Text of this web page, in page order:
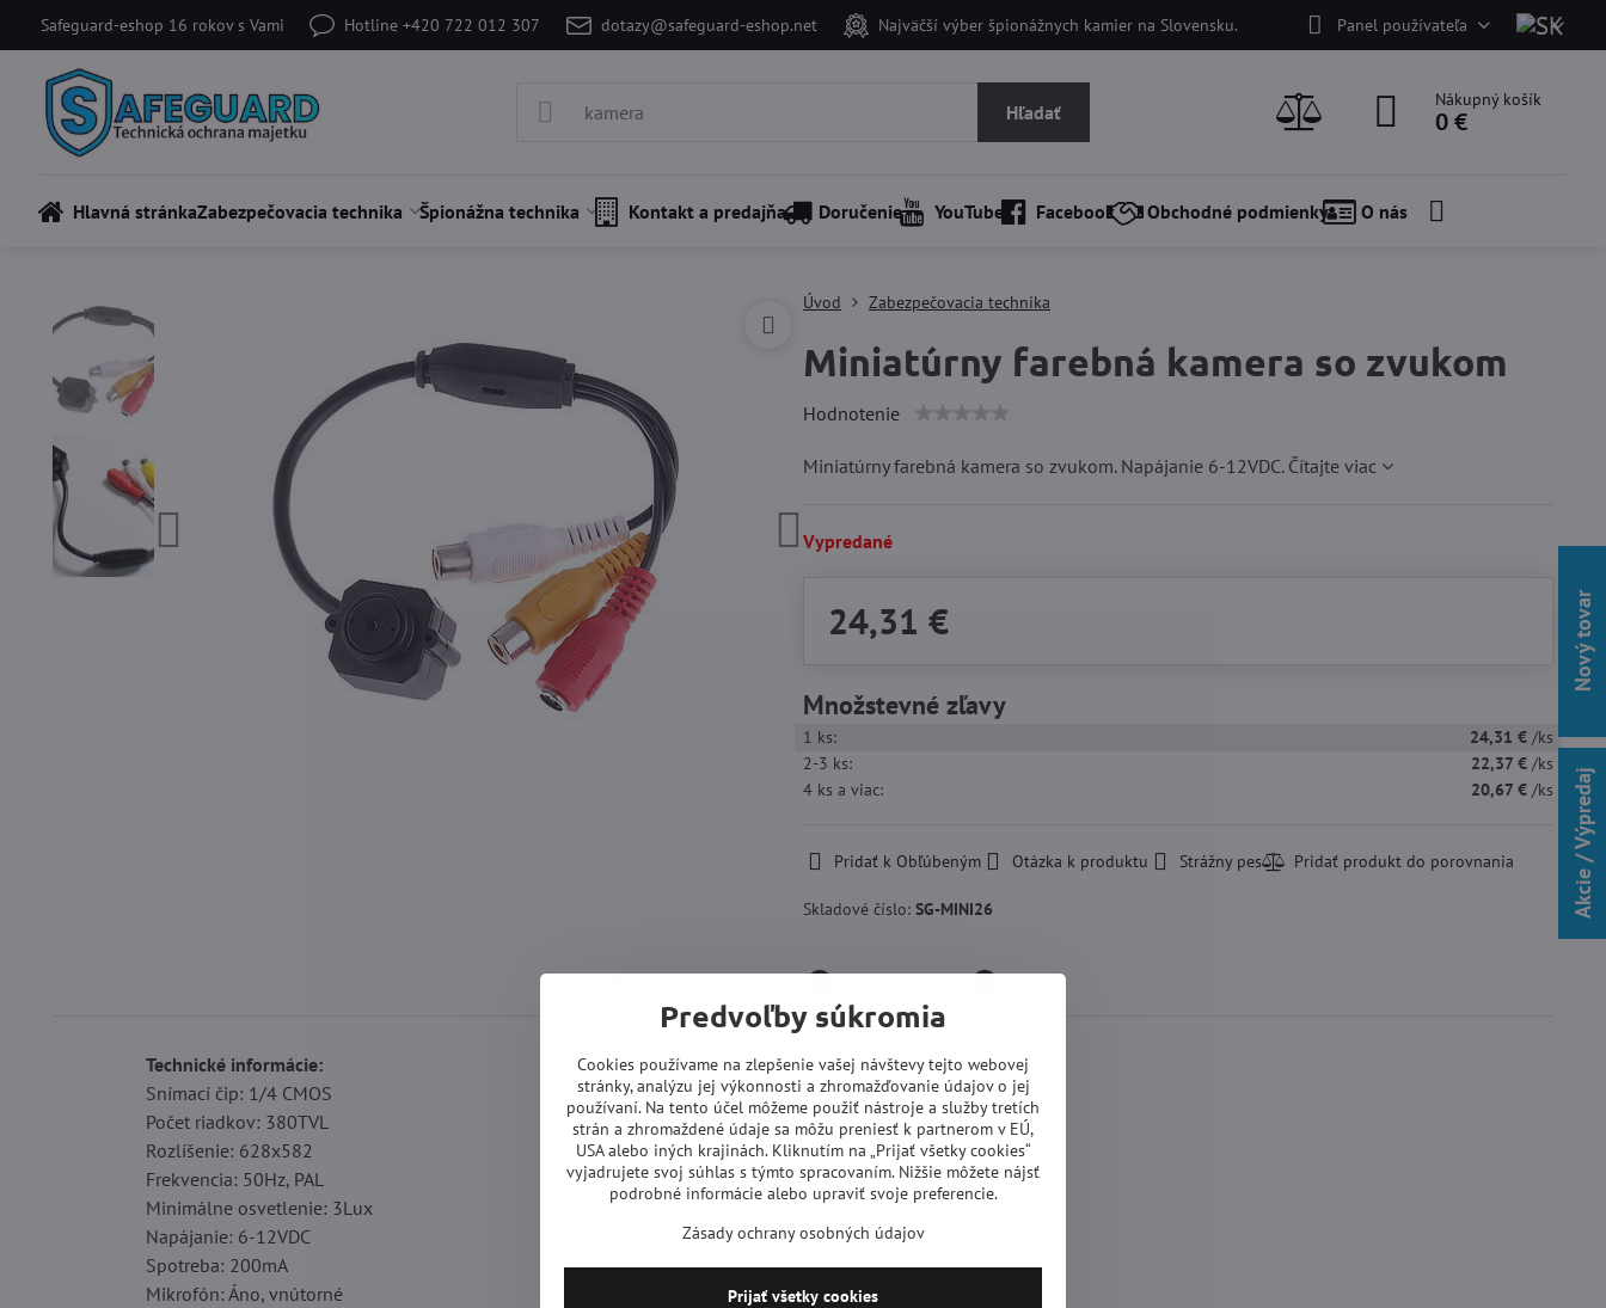
Safeguard-eshop 16 rokov s Vami Hotline +420 722 012 307 dotazy@safeguard-eshop.net Najväčší výber špionážnych kamier na Slovensku. Panel používateľa
Hľadať
Nákupný košík
0 €
Hlavná stránkaZabezpečovacia technika Špionážna technika Kontakt a predajňa Doručenie YouTube Facebook Obchodné podmienky O nás
Úvod Zabezpečovacia technika
Miniatúrny farebná kamera so zvukom
Hodnotenie
Miniatúrny farebná kamera so zvukom. Napájanie 6-12VDC. Čítajte viac
Vypredané
24,31 €
Množstevné zľavy
1 ks: 24,31 € /ks
2-3 ks: 22,37 € /ks
4ks a viac: 20,67 € /ks
Pridať k Obľúbeným Otázka k produktu Strážny pes
Skladové číslo: SG-MINI26
Popis Recenzie Diskusia
Technické informácie:
Snímací čip: 1/4 CMOS
Počet riadkov: 380TVL
Rozlíšenie: 628x582
Frekvencia: 50Hz, PAL
Minimálne osvetlenie: 3Lux
Napájanie: 6-12VDC
Spotreba: 200mA
Mikrofón: Áno, vnútorné
Akcie / Výpredaj
Nový tovar
Predvoľby súkromia
Cookies používame na zlepšenie vašej návštevy tejto webovej
stránky, analýzu jej výkonnosti a zhromažďovanie údajov o jej
používaní. Na tento účel môžeme použiť nástroje a služby tretích
strán a zhromaždené údaje sa môžu preniesť k partnerom v EÚ,
USA alebo iných krajinách. Kliknutím na „Prijať všetky cookies“
vyjadrujete svoj súhlas s týmto spracovaním. Nižšie môžete nájsť
podrobné informácie alebo upraviť svoje preferencie.
Zásady ochrany osobných údajov
Prijať všetky cookies